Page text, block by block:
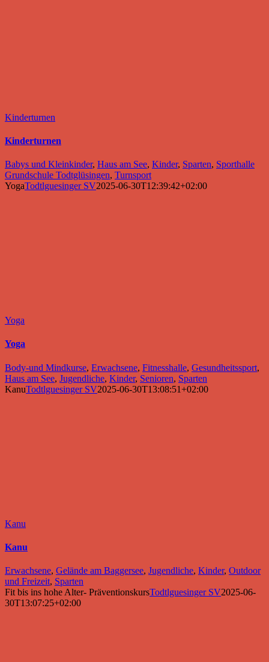
Kinderturnen
Kinderturnen
Babys und Kleinkinder, Haus am See, Kinder, Sparten, Sporthalle
Grundschule Todtglüsingen, Turnsport
YogaTodtlguesinger SV2025-06-30T12:39:42+02:00
Yoga
Yoga
Body-und Mindkurse, Erwachsene, Fitnesshalle, Gesundheitssport,
Haus am See, Jugendliche, Kinder, Senioren, Sparten
KanuTodtlguesinger SV2025-06-30T13:08:51+02:00
Kanu
Kanu
Erwachsene, Gelände am Baggersee, Jugendliche, Kinder, Outdoor
und Freizeit, Sparten
Fit bis ins hohe Alter- PräventionskursTodtlguesinger SV2025-06-
30T13:07:25+02:00